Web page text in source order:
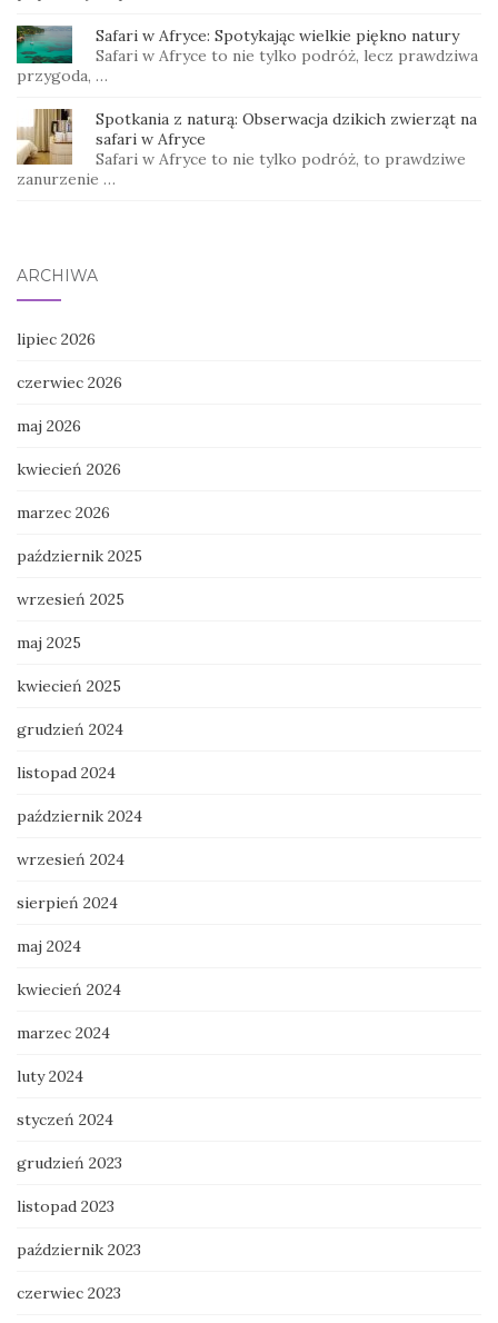
Safari w Afryce: Spotykając wielkie piękno natury
Safari w Afryce to nie tylko podróż, lecz prawdziwa
przygoda, …
Spotkania z naturą: Obserwacja dzikich zwierząt na
safari w Afryce
Safari w Afryce to nie tylko podróż, to prawdziwe
zanurzenie …
ARCHIWA
lipiec 2026
czerwiec 2026
maj 2026
kwiecień 2026
marzec 2026
październik 2025
wrzesień 2025
maj 2025
kwiecień 2025
grudzień 2024
listopad 2024
październik 2024
wrzesień 2024
sierpień 2024
maj 2024
kwiecień 2024
marzec 2024
luty 2024
styczeń 2024
grudzień 2023
listopad 2023
październik 2023
czerwiec 2023